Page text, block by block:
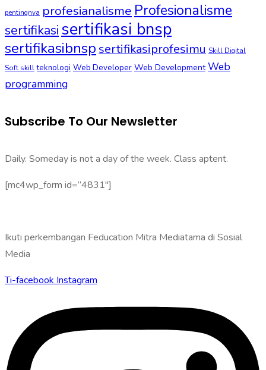
pentingnya profesianalisme Profesionalisme
sertifikasi sertifikasi bnsp
sertifikasibnsp sertifikasiprofesimu Skill Digital
Soft skill teknologi Web Developer Web Development Web
programming
Subscribe To Our Newsletter
Daily. Someday is not a day of the week. Class aptent.
[mc4wp_form id=”4831″]
Ikuti perkembangan Feducation Mitra Mediatama di Sosial
Media
Ti-facebook Instagram